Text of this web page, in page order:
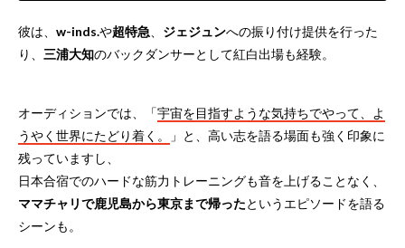
彼は、 w-inds.や超特急 ジェジュンへの振り付け提供を行った
り、 三浦大知のバックダンサーとして紅白出場も経験。
オーディションでは、「宇宙を目指すような気持ちでやって、よ
うやく世界にたどり着く。
」と、高い志を語る場面も強く印象に
残っていますし、
日本合宿でのハードな筋力トレーニングも音を上げることなく、
ママチャリで鹿児島から東京まで帰ったというエピソードを語る
シーンも。